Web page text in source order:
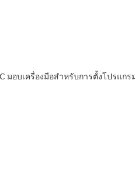
อบเครื่องมือสำหรับการตั้งโปรแกร